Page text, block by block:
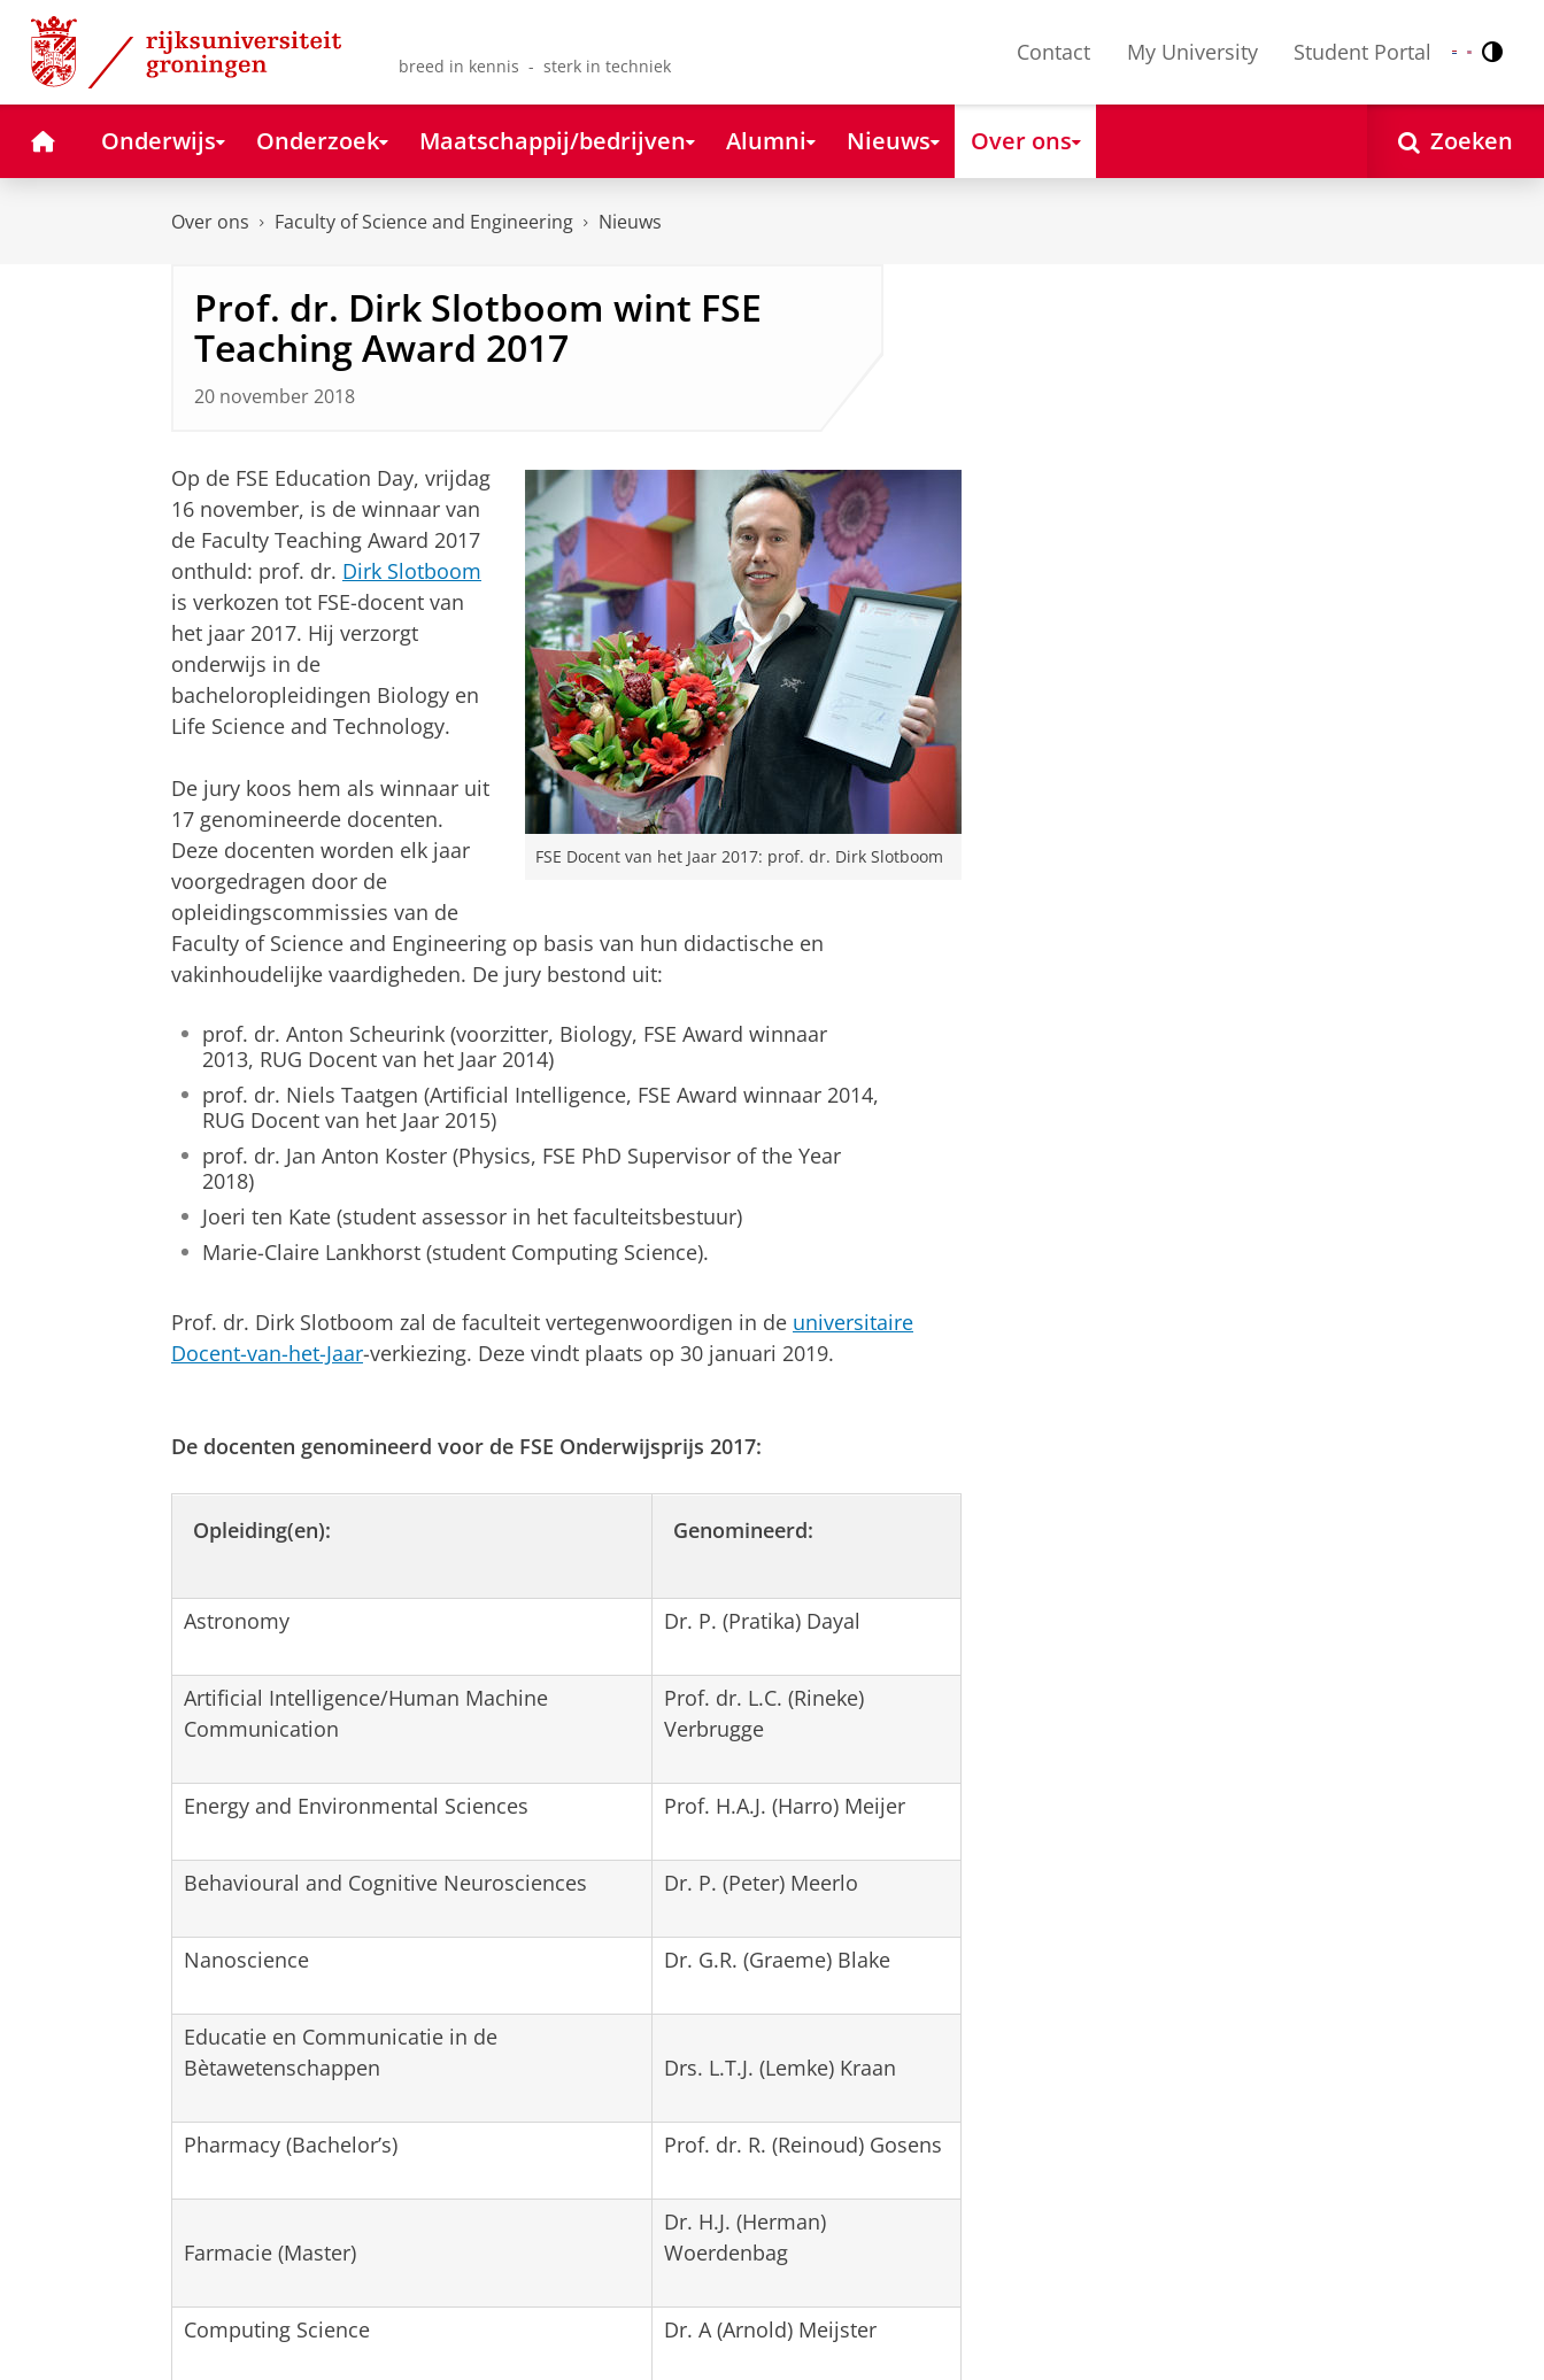
Skip
Content
Skip
Navigation
breed in kennis - sterk in techniek
Contact My University Student Portal Nederlands
English
HomeOnderwijs Onderzoek Maatschappij/bedrijven Alumni Nieuws Over ons Zoeken
Over ons Faculty of Science and Engineering Nieuws
Prof. dr. Dirk Slotboom wint FSE
Teaching Award 2017
20 november 2018
FSE Docent van het Jaar 2017: prof. dr. Dirk Slotboom
Op de FSE Education Day, vrijdag
16 november, is de winnaar van
de Faculty Teaching Award 2017
onthuld: prof. dr. Dirk Slotboom
is verkozen tot FSE-docent van
het jaar 2017. Hij verzorgt
onderwijs in de
bacheloropleidingen Biology en
Life Science and Technology.
De jury koos hem als winnaar uit
17 genomineerde docenten.
Deze docenten worden elk jaar
voorgedragen door de
opleidingscommissies van de
Faculty of Science and Engineering op basis van hun didactische en
vakinhoudelijke vaardigheden. De jury bestond uit:
prof. dr. Anton Scheurink (voorzitter, Biology, FSE Award winnaar
2013, RUG Docent van het Jaar 2014)
prof. dr. Niels Taatgen (Artificial Intelligence, FSE Award winnaar 2014,
RUG Docent van het Jaar 2015)
prof. dr. Jan Anton Koster (Physics, FSE PhD Supervisor of the Year
2018)
Joeri ten Kate (student assessor in het faculteitsbestuur)
Marie-Claire Lankhorst (student Computing Science).
Prof. dr. Dirk Slotboom zal de faculteit vertegenwoordigen in de universitaire
Docent-van-het-Jaar-verkiezing. Deze vindt plaats op 30 januari 2019.
De docenten genomineerd voor de FSE Onderwijsprijs 2017:
Opleiding(en): Genomineerd:
Astronomy Dr. P. (Pratika) Dayal
Artificial Intelligence/Human Machine
Communication
Prof. dr. L.C. (Rineke)
Verbrugge
Energy and Environmental Sciences Prof. H.A.J. (Harro) Meijer
Behavioural and Cognitive Neurosciences Dr. P. (Peter) Meerlo
Nanoscience Dr. G.R. (Graeme) Blake
Educatie en Communicatie in de
Bètawetenschappen
Drs. L.T.J. (Lemke) Kraan
Pharmacy (Bachelor’s) Prof. dr. R. (Reinoud) Gosens
Farmacie (Master)
Dr. H.J. (Herman)
Woerdenbag
Computing Science Dr. A (Arnold) Meijster